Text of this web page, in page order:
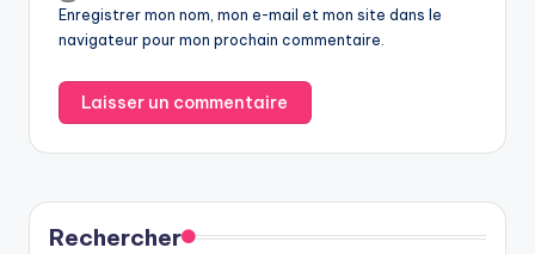
Enregistrer mon nom, mon e-mail et mon site dans le
navigateur pour mon prochain commentaire.
Rechercher